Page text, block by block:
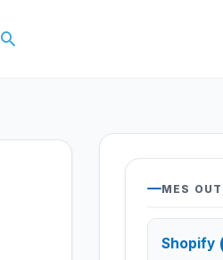
Rechercher
MES
Shopify